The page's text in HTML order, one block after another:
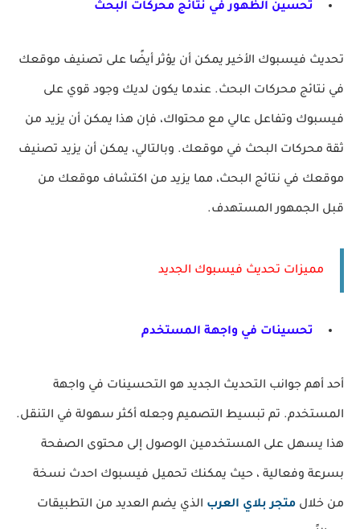
تحسين الظهور في نتائج محركات البحث
تحديث فيسبوك الأخير يمكن أن يؤثر أيضًا على تصنيف موقعك
في نتائج محركات البحث. عندما يكون لديك وجود قوي على
فيسبوك وتفاعل عالي مع محتواك، فإن هذا يمكن أن يزيد من
ثقة محركات البحث في موقعك. وبالتالي، يمكن أن يزيد تصنيف
موقعك في نتائج البحث، مما يزيد من اكتشاف موقعك من
قبل الجمهور المستهدف.
مميزات تحديث فيسبوك الجديد
تحسينات في واجهة المستخدم
أحد أهم جوانب التحديث الجديد هو التحسينات في واجهة
المستخدم. تم تبسيط التصميم وجعله أكثر سهولة في التنقل.
هذا يسهل على المستخدمين الوصول إلى محتوى الصفحة
بسرعة وفعالية ، حيث يمكنك تحميل فيسبوك احدث نسخة
من خلال متجر بلاي العرب الذي يضم العديد من التطبيقات